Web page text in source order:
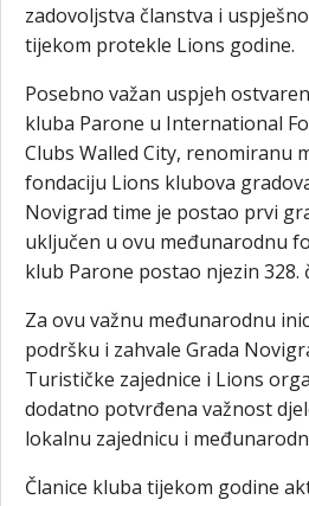
zadovoljstva članstva i
tijekom protekle Lions godine.
Posebno važan uspjeh
kluba Parone u International
Clubs Walled City, renomiranu
fondaciju Lions klubova
Novigrad time je postao prvi
uključen u ovu međunarodnu
klub Parone postao njezin 328.
Za ovu važnu međunarodnu
podršku i zahvale Grada
Turističke zajednice i Lions
dodatno potvrđena važnost
lokalnu zajednicu i
Članice kluba tijekom godine